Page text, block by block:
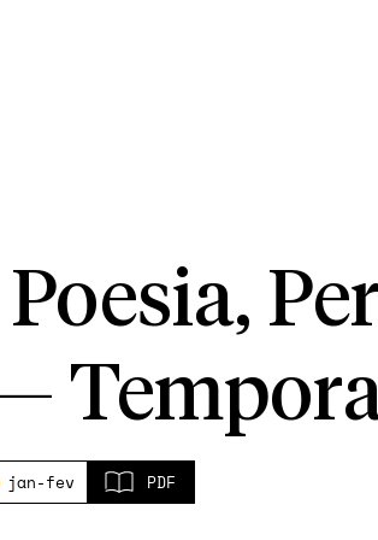
Poesia,
jan-fev PDF